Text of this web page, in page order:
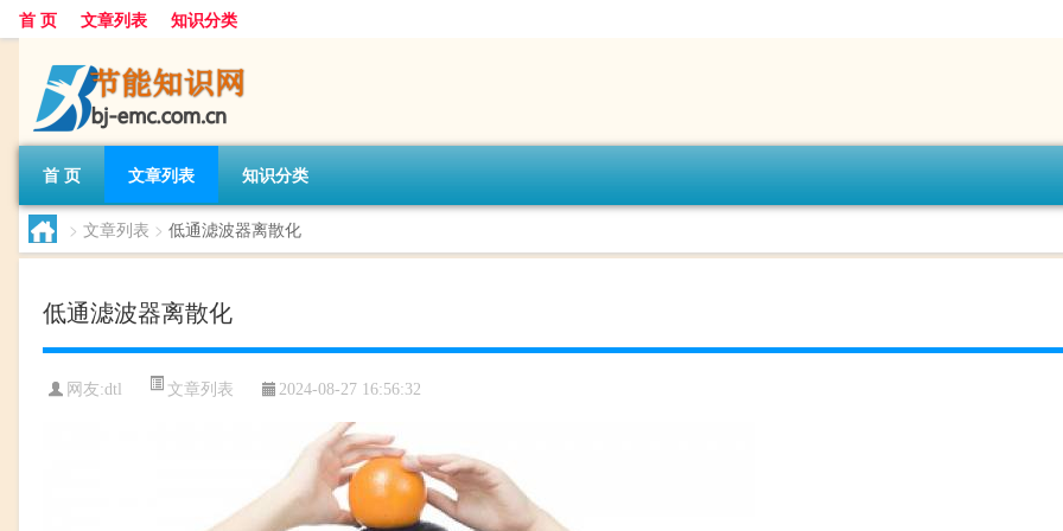
首 页 文章列表 知识分类
首 页 文章列表 知识分类
> 文章列表 > 低通滤波器离散化
低通滤波器离散化
网友:dtl 文章列表 2024-08-27 16:56:32